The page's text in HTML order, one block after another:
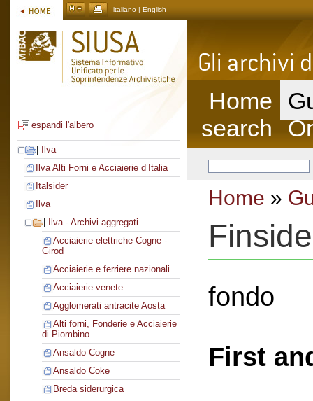
italiano | English
espandi l'albero
Ilva
Ilva Alti Forni e Acciaierie d’Italia
Italsider
Ilva
Ilva - Archivi aggregati
Acciaierie elettriche Cogne -
Girod
Acciaierie e ferriere nazionali
Acciaierie venete
Agglomerati antracite Aosta
Alti forni, Fonderie e Acciaierie
di Piombino
Ansaldo Cogne
Ansaldo Coke
Breda siderurgica
Home
search
Home »
fondo
First